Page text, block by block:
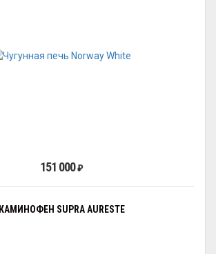
151 000₽
КАМИНОФЕН SUPRA AURESTE